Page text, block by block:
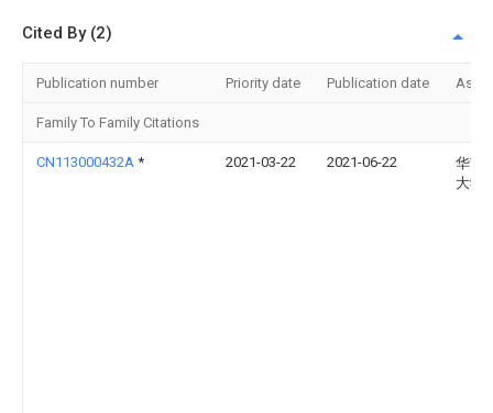
Cited By (2)
Publication number Priority date Publication date
Family To Family Citations
CN113000432A * 2021-03-22 2021-06-22
华南
大学